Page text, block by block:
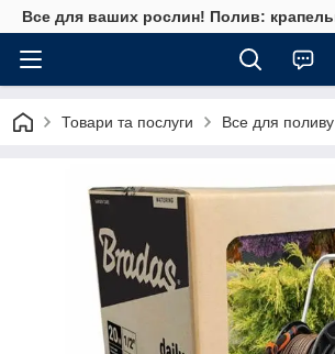
Все для ваших рослин! Полив:
Товари та послуги Все для поливу